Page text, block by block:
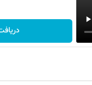
روزنامه‌های ورزشی